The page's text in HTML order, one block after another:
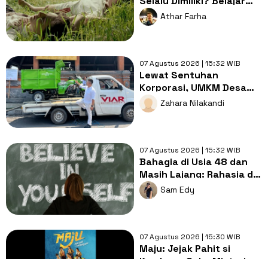
Memahami Manusia
Lewat Keindahan Call Me
Athar Farha
07 Agustus 2026 | 15:32 WIB
Lewat Sentuhan
Korporasi, UMKM Desa
Les Naik Kelas
Zahara Nilakandi
07 Agustus 2026 | 15:32 WIB
Bahagia di Usia 48 dan
Masih Lajang: Rahasia di
Balik Berdamai dengan
Diri Sendiri
Sam Edy
07 Agustus 2026 | 15:30 WIB
Maju: Jejak Pahit si